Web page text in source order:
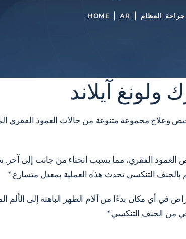
HOME AR العظام
آيلاند
وعلاج مجموعة متنوعة من حالات العمود الفقري
العمود الفقري، مما يسبب انحناء من جانب إلى
التنكسي تحدث هذه العملية بمعدل متسارع.*
في أي مكان بدءًا من آلام الظهر الباهتة إلى